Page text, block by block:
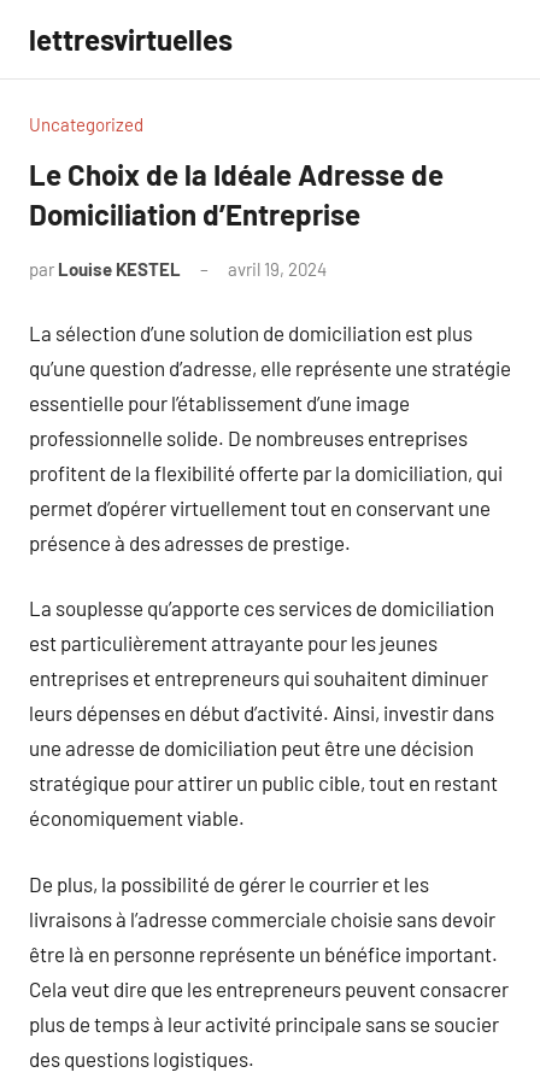
contenu
lettresvirtuelles
Uncategorized
Le Choix de la Idéale Adresse de
Domiciliation d’Entreprise
par Louise KESTEL avril 19, 2024
La sélection d’une solution de domiciliation est plus
qu’une question d’adresse, elle représente une stratégie
essentielle pour l’établissement d’une image
professionnelle solide. De nombreuses entreprises
profitent de la flexibilité offerte par la domiciliation, qui
permet d’opérer virtuellement tout en conservant une
présence à des adresses de prestige.
La souplesse qu’apporte ces services de domiciliation
est particulièrement attrayante pour les jeunes
entreprises et entrepreneurs qui souhaitent diminuer
leurs dépenses en début d’activité. Ainsi, investir dans
une adresse de domiciliation peut être une décision
stratégique pour attirer un public cible, tout en restant
économiquement viable.
De plus, la possibilité de gérer le courrier et les
livraisons à l’adresse commerciale choisie sans devoir
être là en personne représente un bénéfice important.
Cela veut dire que les entrepreneurs peuvent consacrer
plus de temps à leur activité principale sans se soucier
des questions logistiques.